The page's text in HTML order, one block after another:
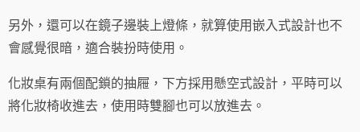
另外，還可以在鏡子邊裝上燈條，就算使用嵌入式設計也不
會感覺很暗，適合裝扮時使用。
化妝桌有兩個配鎖的抽屜，下方採用懸空式設計，平時可以
將化妝椅收進去，使用時雙腳也可以放進去。